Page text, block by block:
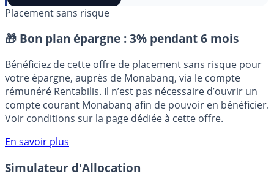
⭐️ Suivre sur Google
Placement sans risque
🎁 Bon plan épargne : 3% pendant 6 mois
Bénéficiez de cette offre de placement sans risque pour
votre épargne, auprès de Monabanq, via le compte
rémunéré Rentabilis. Il n’est pas nécessaire d’ouvrir un
Voir conditions sur la page dédiée à cette offre.
En savoir plus